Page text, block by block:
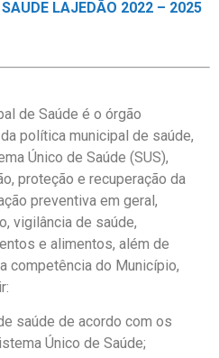
LAJEDÃO 2022 – 2025
de Saúde é o órgão
política municipal de saúde,
Único de Saúde (SUS),
proteção e recuperação da
preventiva em geral,
vigilância de saúde,
e alimentos, além de
competência do Município,
saúde de acordo com os
Único de Saúde;